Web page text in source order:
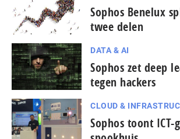
Sophos Benelux
twee delen
DATA & AI
Sophos zet deep
tegen hackers
CLOUD &
Sophos toont ICT-